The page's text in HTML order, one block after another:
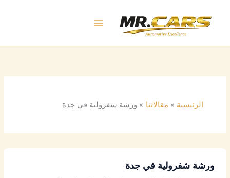
المحتوى
الرئيسية مقالاتنا ورشة شفرولية في جدة
ورشة شفرولية في جدة